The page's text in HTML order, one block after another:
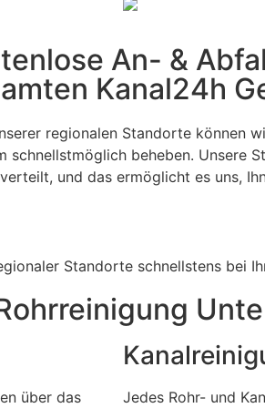
An- &
Kanal24h
regionalen Standorte können
schnellstmöglich beheben. Unsere
und das ermöglicht es uns,
Standorte schnellstens bei
über das Jedes Rohr- und